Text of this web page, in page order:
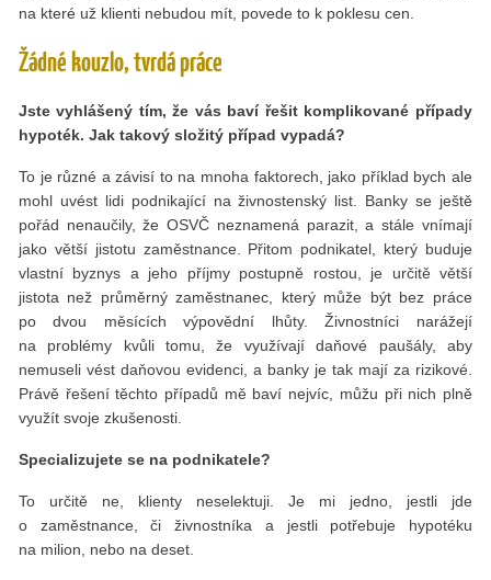
na které už klienti nebudou mít, povede to k poklesu cen.
Žádné kouzlo, tvrdá práce
Jste vyhlášený tím, že vás baví řešit komplikované případy
hypoték. Jak takový složitý případ vypadá?
To je různé a závisí to na mnoha faktorech, jako příklad bych ale
mohl uvést lidi podnikající na živnostenský list. Banky se ještě
pořád nenaučily, že OSVČ neznamená parazit, a stále vnímají
jako větší jistotu zaměstnance. Přitom podnikatel, který buduje
vlastní byznys a jeho příjmy postupně rostou, je určitě větší
jistota než průměrný zaměstnanec, který může být bez práce
po dvou měsících výpovědní lhůty. Živnostníci narážejí
na problémy kvůli tomu, že využívají daňové paušály, aby
nemuseli vést daňovou evidenci, a banky je tak mají za rizikové.
Právě řešení těchto případů mě baví nejvíc, můžu při nich plně
využít svoje zkušenosti.
Specializujete se na podnikatele?
To určitě ne, klienty neselektuji. Je mi jedno, jestli jde
o zaměstnance, či živnostníka a jestli potřebuje hypotéku
na milion, nebo na deset.